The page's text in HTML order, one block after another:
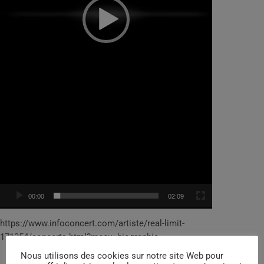
00:00 02:09
https://www.infoconcert.com/artiste/real-limit-
171354/concerts.html?menu=biographie
Nous utilisons des cookies sur notre site Web pour